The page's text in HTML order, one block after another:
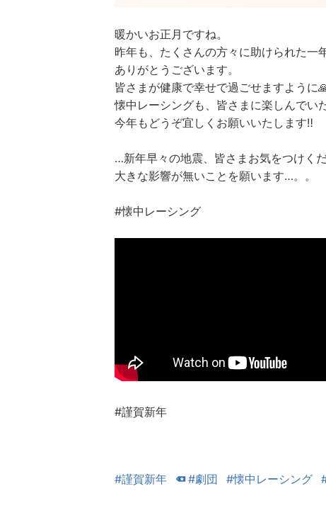
暖かいお正月ですね。
昨年も、たくさんの方々に助けられた一
ありがとうございます。
皆さまが健康で幸せで過ごせますように
懐中レーシングも、皆さまに楽しんでい
今年もどうぞ宜しくお願いいたします‼️
…新年早々の地震、皆さまお気をつけく
大きな影響が無いことを願います…。。
#懐中レーシング
#謹賀新年
#謹賀新年 #劇団 #懐中レーシング